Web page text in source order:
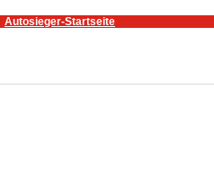
Autosieger-Startseite